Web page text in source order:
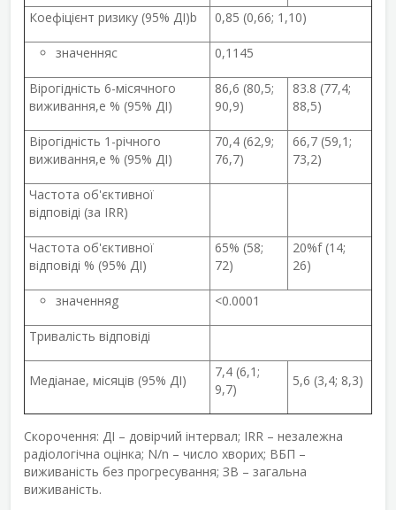
Коефіцієнт ризику (95% ДІ)b 0,85 (0,66; 1,10)
значенняc 0,1145
Вірогідність 6-місячного
виживання,e % (95% ДІ)
86,6 (80,5;
90,9)
83.8 (77,4;
88,5)
Вірогідність 1-річного
виживання,e % (95% ДІ)
70,4 (62,9;
76,7)
66,7 (59,1;
73,2)
Частота об'єктивної
відповіді (за IRR)
Частота об'єктивної
відповіді % (95% ДІ)
65% (58;
72)
20%f(14;
26)
значенняg <0.0001
Тривалість відповіді
Медіанаe, місяців (95% ДІ)
7,4 (6,1;
9,7)
5,6 (3,4; 8,3)
Скорочення: ДІ – довірчий інтервал; IRR – незалежна
радіологічна оцінка; N/n – число хворих; ВБП –
виживаність без прогресування; ЗВ – загальна
виживаність.